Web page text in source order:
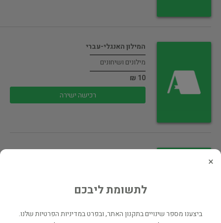
המילון האנגלי-עברי
מילונים ושיחונים
10 ₪
רכישה ישירה
אפיקי נהריים מסות ומחקרים
67 ₪
×
לתשומת ליבכם
ביצענו מספר שינויים בתקנון האתר, ובפרט במדיניות הפרטיות שלנו.